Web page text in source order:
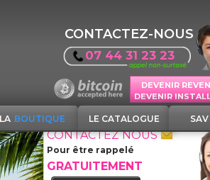
CONTACTEZ-NOUS
07 44 31 23 23
DEVENIR
DEVENIR
LA BOUTIQUE LE CATALOGUE SAV
CONTACTEZ NOUS
Pour être rappelé
GRATUITEMENT